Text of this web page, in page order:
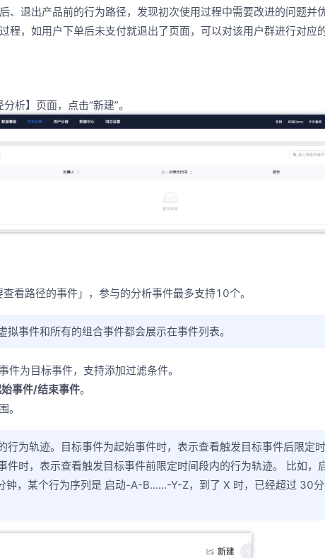
、退出产品前的行为路径，发现初次使用过程中需要改进的问题并优
程，如用户下单后未支付就退出了页面，可以对该用户群进行对应
析】页面，点击“新建”。
看路径的事件」，参与的分析事件最多支持10个。
拟事件和所有的组合事件都会展示在事件列表。
件为目标事件，支持添加过滤条件。
事件/结束事件。
。
行为轨迹。目标事件为起始事件时，表示查看触发目标事件后限定
件时，表示查看触发目标事件前限定时间段内的行为轨迹。 比如，
钟，某个行为序列是 启动-A-B......-Y-Z，到了 X 时，已经超过 30